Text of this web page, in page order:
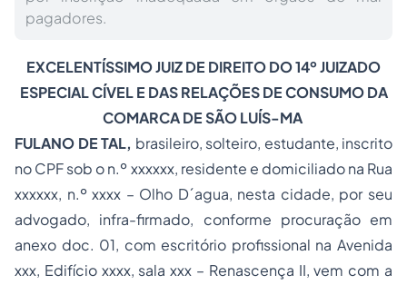
pagadores.
EXCELENTÍSSIMO JUIZ DE DIREITO DO 14º JUIZADO
ESPECIAL CÍVEL E DAS RELAÇÕES DE CONSUMO DA
COMARCA DE SÃO LUÍS-MA
FULANO DE TAL, brasileiro, solteiro, estudante, inscrito
no CPF sob o n.º xxxxxx, residente e domiciliado na Rua
xxxxxx, n.º xxxx – Olho D´agua, nesta cidade, por seu
advogado, infra-firmado, conforme procuração em
anexo doc. 01, com escritório profissional na Avenida
xxx, Edifício xxxx, sala xxx – Renascença II, vem com a